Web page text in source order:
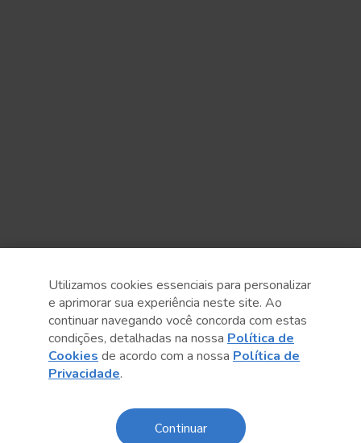
Anterior Próximo post
Utilizamos cookies essenciais para personalizar
e aprimorar sua experiência neste site. Ao
continuar navegando você concorda com estas
condições, detalhadas na nossa Política de
Cookies de acordo com a nossa Política de
Privacidade.
Continuar